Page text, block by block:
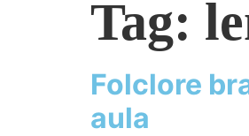
Tag:
Folclore
aula